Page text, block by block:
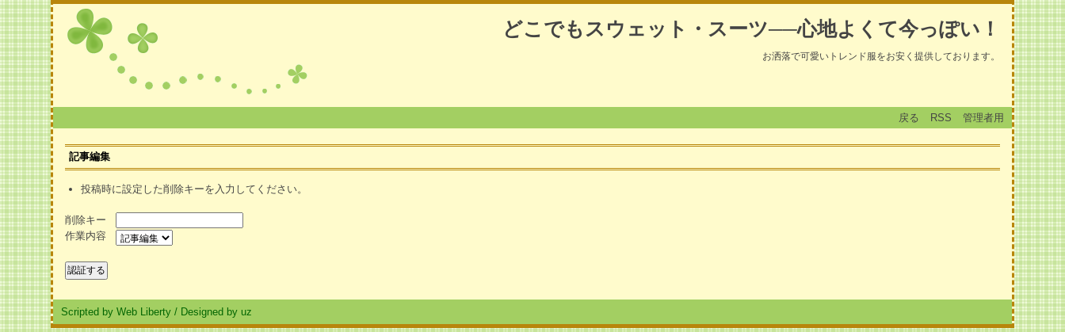
どこでもスウェット・スーツ──心地よくて今っぽい！
お洒落で可愛いトレンド服をお安く提供しております。
戻る RSS 管理者用
記事編集
投稿時に設定した削除キーを入力してください。
削除キー
作業内容
Scripted by Web Liberty / Designed by uz